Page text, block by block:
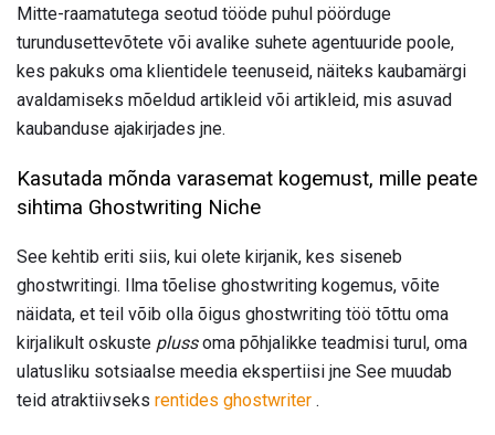
Mitte-raamatutega seotud tööde puhul pöörduge
turundusettevõtete või avalike suhete agentuuride poole,
kes pakuks oma klientidele teenuseid, näiteks kaubamärgi
avaldamiseks mõeldud artikleid või artikleid, mis asuvad
kaubanduse ajakirjades jne.
Kasutada mõnda varasemat kogemust, mille peate
sihtima Ghostwriting Niche
See kehtib eriti siis, kui olete kirjanik, kes siseneb
ghostwritingi. Ilma tõelise ghostwriting kogemus, võite
näidata, et teil võib olla õigus ghostwriting töö tõttu oma
kirjalikult oskuste plussoma põhjalikke teadmisi turul, oma
ulatusliku sotsiaalse meedia ekspertiisi jne See muudab
teid atraktiivseks rentides ghostwriter .